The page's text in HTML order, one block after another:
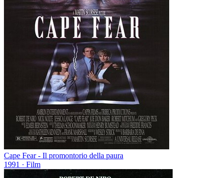
Cape Fear - Il promontorio della paura
1991 · Film